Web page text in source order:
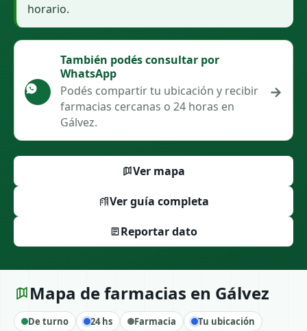
horario.
También podés consultar por
WhatsApp
Podés compartir tu ubicación y recibir
farmacias cercanas o 24 horas en
Gálvez.
→
Ver mapa
Ver guía completa
Reportar dato
Mapa de farmacias en Gálvez
De turno 24 hs Farmacia Tu ubicación